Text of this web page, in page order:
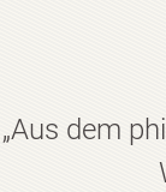
„Aus dem